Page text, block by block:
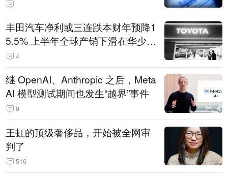
丰田汽车净利或三连跌本财年预降1
5.5% 上半年全球产销下滑在华少卖
14.3万辆
4
继 OpenAI、Anthropic 之后，Meta
AI 模型测试期间也发生“越界”事件
9
王虹的顶级奢侈品，开始被全网审
判了
516